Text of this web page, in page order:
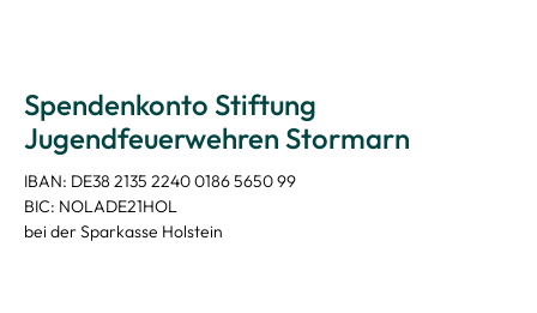
Spendenkonto Stiftung
Jugendfeuerwehren Stormarn
IBAN: DE38 2135 2240 0186 5650 99
BIC: NOLADE21HOL
bei der Sparkasse Holstein